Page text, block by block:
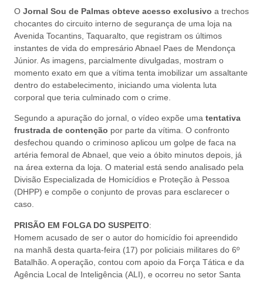
O Jornal Sou de Palmas obteve acesso exclusivo a trechos
chocantes do circuito interno de segurança de uma loja na
Avenida Tocantins, Taquaralto, que registram os últimos
instantes de vida do empresário Abnael Paes de Mendonça
Júnior. As imagens, parcialmente divulgadas, mostram o
momento exato em que a vítima tenta imobilizar um assaltante
dentro do estabelecimento, iniciando uma violenta luta
corporal que teria culminado com o crime.
Segundo a apuração do jornal, o vídeo expõe uma tentativa
frustrada de contenção por parte da vítima. O confronto
desfechou quando o criminoso aplicou um golpe de faca na
artéria femoral de Abnael, que veio a óbito minutos depois, já
na área externa da loja. O material está sendo analisado pela
Divisão Especializada de Homicídios e Proteção à Pessoa
(DHPP) e compõe o conjunto de provas para esclarecer o
caso.
PRISÃO EM FOLGA DO SUSPEITO:
Homem acusado de ser o autor do homicídio foi apreendido
na manhã desta quarta-feira (17) por policiais militares do 6º
Batalhão. A operação, contou com apoio da Força Tática e da
Agência Local de Inteligência (ALI), e ocorreu no setor Santa